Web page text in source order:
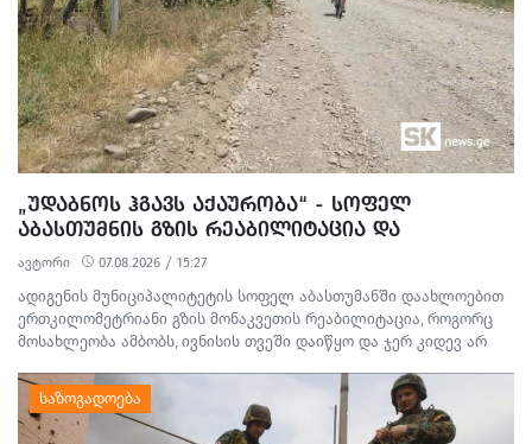
„ᲣᲓᲐᲑᲜᲝᲡ ᲰᲒᲐᲕᲡ ᲐᲥᲐᲣᲠᲝᲑᲐ“ - ᲡᲝᲤᲔᲚ
ᲐᲑᲐᲡᲗᲣᲛᲜᲘᲡ ᲒᲖᲘᲡ ᲠᲔᲐᲑᲘᲚᲘᲢᲐᲪᲘᲐ ᲓᲐ
ᲛᲝᲡᲐᲮᲚᲔᲝᲑᲘᲡ ᲞᲠᲝᲢᲔᲡᲢᲘ
ავტორი 07.08.2026 / 15:27
ადიგენის მუნიციპალიტეტის სოფელ აბასთუმანში დაახლოებით
ერთკილომეტრიანი გზის მონაკვეთის რეაბილიტაცია, როგორც
მოსახლეობა ამბობს, ივნისის თვეში დაიწყო და ჯერ კიდევ არ
მტვერი, მოუწესრიგებელი სანიაღვრე არხები ადგილობრივების
ყოველდღიურ ცხოვრებასა და ტურისტულ სეზონს პრობლემებს
უქმნის.